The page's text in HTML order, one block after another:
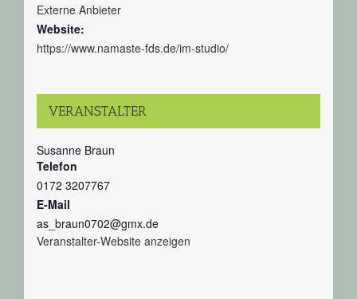
Externe Anbieter
Website:
https://www.namaste-fds.de/im-studio/
VERANSTALTER
Susanne Braun
Telefon
0172 3207767
E-Mail
as_braun0702@gmx.de
Veranstalter-Website anzeigen